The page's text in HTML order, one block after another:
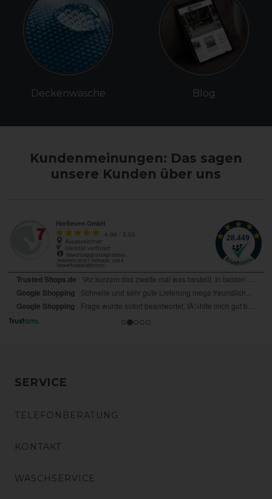
Deckenwäsche Blog
Kundenmeinungen: Das sagen
unsere Kunden über uns
SERVICE
TELEFONBERATUNG
KONTAKT
WASCHSERVICE